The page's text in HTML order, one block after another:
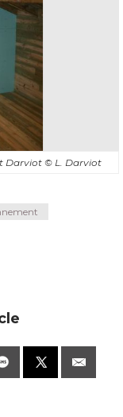
Darviot © L. Darviot